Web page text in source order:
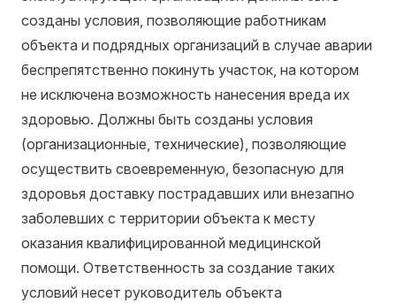
созданы условия, позволяющие работникам
объекта и подрядных организаций в случае аварии
беспрепятственно покинуть участок, на котором
не исключена возможность нанесения вреда их
здоровью. Должны быть созданы условия
(организационные, технические), позволяющие
осуществить своевременную, безопасную для
здоровья доставку пострадавших или внезапно
заболевших с территории объекта к месту
оказания квалифицированной медицинской
помощи. Ответственность за создание таких
условий несет руководитель объекта